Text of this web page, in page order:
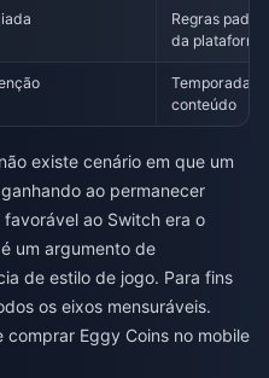
Regras
da plataforma
Temporadas
conteúdo
existe cenário em que um
ao permanecer
ao Switch era o
um argumento de
de estilo de jogo. Para fins
os eixos mensuráveis.
comprar Eggy Coins no mobile